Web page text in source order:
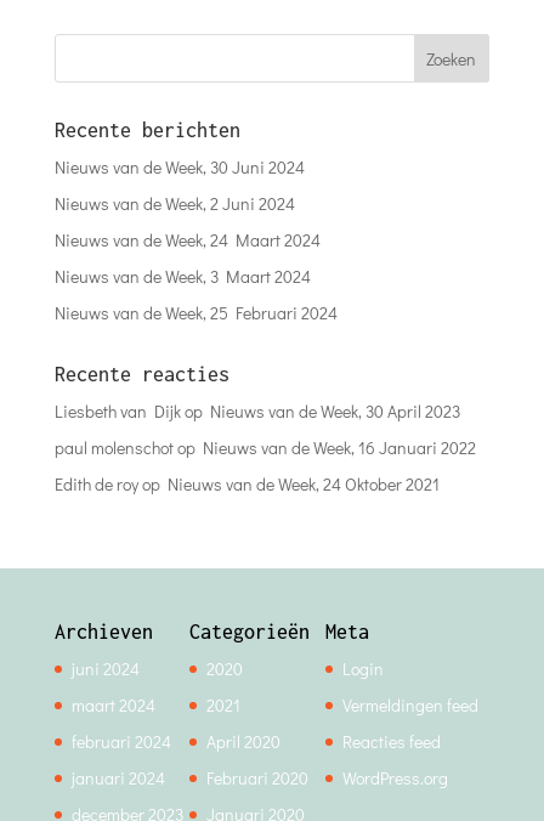
Recente berichten
Nieuws van de Week, 30 Juni 2024
Nieuws van de Week, 2 Juni 2024
Nieuws van de Week, 24 Maart 2024
Nieuws van de Week, 3 Maart 2024
Nieuws van de Week, 25 Februari 2024
Recente reacties
Liesbeth van Dijkop Nieuws van de Week, 30 April 2023
paul molenschotop Nieuws van de Week, 16 Januari 2022
Edith de royop Nieuws van de Week, 24 Oktober 2021
Archieven
juni 2024
maart 2024
februari 2024
januari 2024
december 2023
Categorieën
2020
2021
April 2020
Februari 2020
Januari 2020
Meta
Login
Vermeldingen feed
Reacties feed
WordPress.org